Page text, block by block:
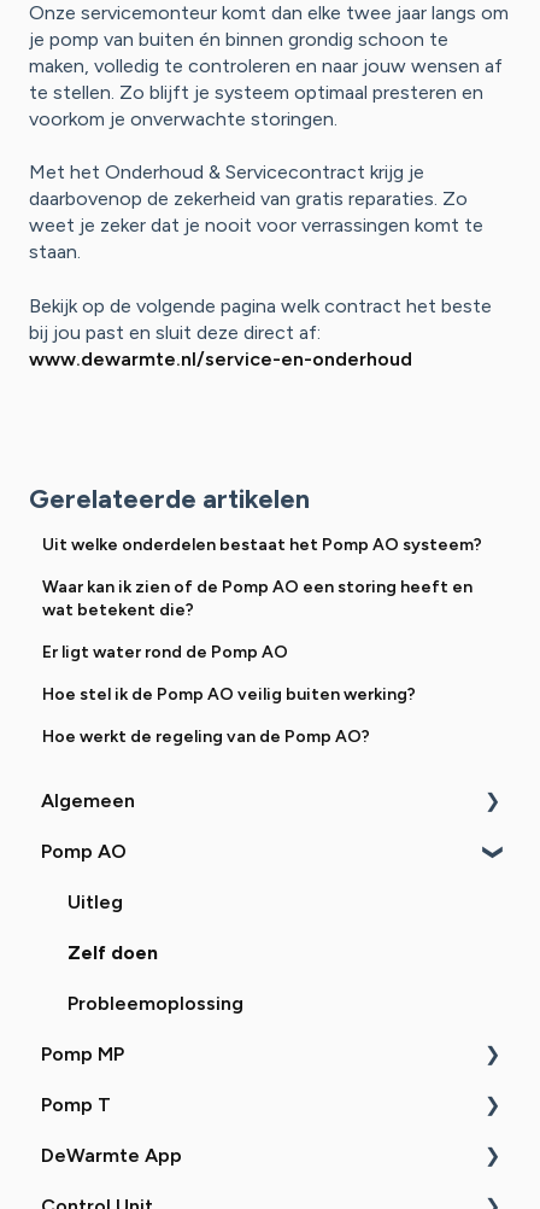
Onze servicemonteur komt dan elke twee jaar langs om
je pomp van buiten én binnen grondig schoon te
maken, volledig te controleren en naar jouw wensen af
te stellen. Zo blijft je systeem optimaal presteren en
voorkom je onverwachte storingen.
Met het Onderhoud & Servicecontract krijg je
daarbovenop de zekerheid van gratis reparaties. Zo
weet je zeker dat je nooit voor verrassingen komt te
staan.
Bekijk op de volgende pagina welk contract het beste
bij jou past en sluit deze direct af:
www.dewarmte.nl/service-en-onderhoud
Gerelateerde artikelen
Uit welke onderdelen bestaat het Pomp AO systeem?
Waar kan ik zien of de Pomp AO een storing heeft en
wat betekent die?
Er ligt water rond de Pomp AO
Hoe stel ik de Pomp AO veilig buiten werking?
Hoe werkt de regeling van de Pomp AO?
Algemeen
Uitleg
Zelf doen
Probleemoplossing
Pomp AO
Uitleg
Zelf doen
Probleemoplossing
Pomp MP
Uitleg
Zelf doen
Pomp T
Uitleg
DeWarmte App